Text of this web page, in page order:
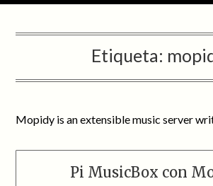
Etiqueta:
Mopidy is an extensible music server
Pi MusicBox con